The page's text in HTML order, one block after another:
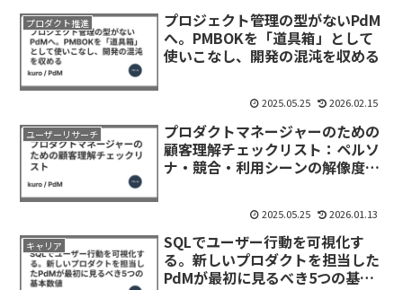
プロダクト推進
プロジェクト管理の型がないPdM
へ。PMBOKを「道具箱」として
使いこなし、開発の混沌を収める
2025.05.25 2026.02.15
ユーザーリサーチ
プロダクトマネージャーのための
顧客理解チェックリスト：ペルソ
ナ・競合・利用シーンの解像度を
2025.05.25 2026.01.13
キャリア
SQLでユーザー行動を可視化す
る。新しいプロダクトを担当した
PdMが最初に見るべき5つの基本